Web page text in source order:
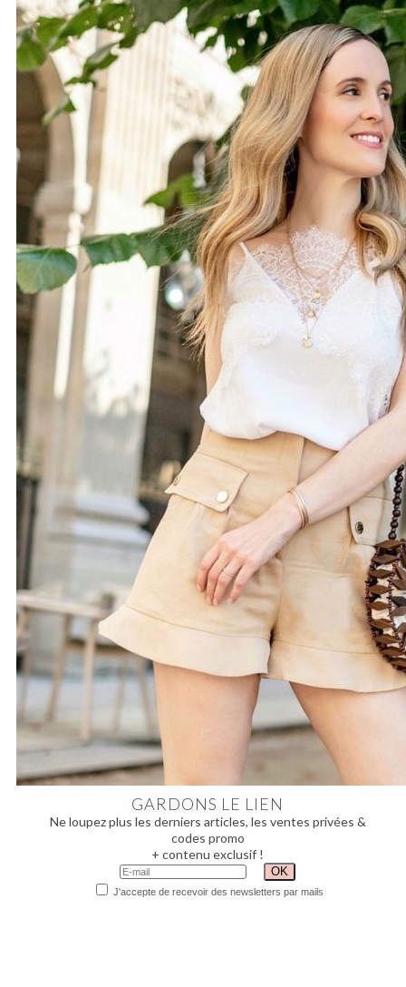
GARDONS LE LIEN
Ne loupez plus les derniers articles, les ventes privées &
codes promo
+ contenu exclusif !
J'accepte de recevoir des newsletters par mails